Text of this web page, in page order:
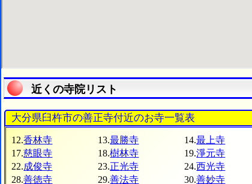
近くの寺院リスト
大分県臼杵市の善正寺付近のお寺一覧表
12.香林寺 13.最勝寺 14.最上寺
17.慈眼寺 18.樹林寺 19.淨元寺
22.成俊寺 23.正光寺 24.西光寺
28.善徳寺 29.善法寺 30.善妙寺